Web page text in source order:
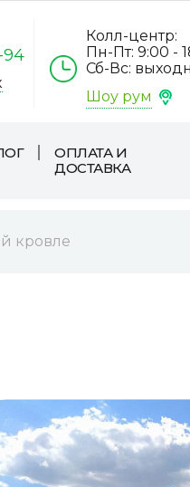
94
Колл-центр:
Пн-Пт: 9:00 -
Сб-Вс:
Шоу рум
ОПЛАТА И
ДОСТАВКА
кровле